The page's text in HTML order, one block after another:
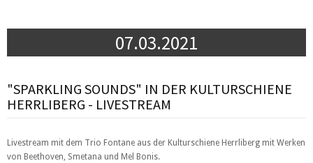
07.03.2021
"SPARKLING SOUNDS" IN DER KULTURSCHIENE
HERRLIBERG - LIVESTREAM
Livestream mit dem Trio Fontane aus der Kulturschiene Herrliberg mit Werken
von Beethoven, Smetana und Mel Bonis.